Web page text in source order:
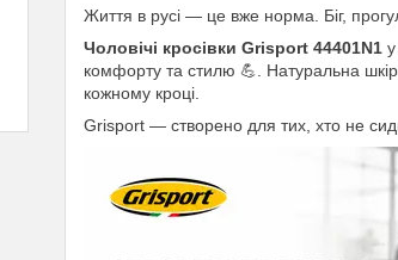
Життя в русі — це вже норма. Біг,
Чоловічі кросівки Grisport 44401N1
комфорту та стилю 💪. Натуральна
кожному кроці.
Grisport — створено для тих, хто не